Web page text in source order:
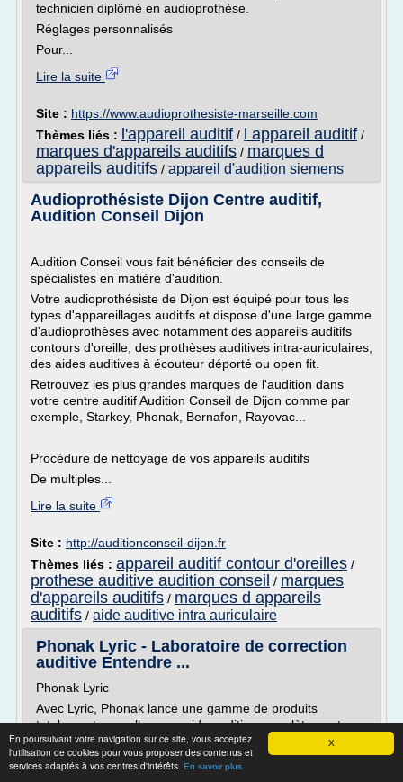
X
En poursuivant votre navigation sur ce site, vous acceptez
l'utilisation de cookies pour vous proposer des contenus et
services adaptés à vos centres d'intérêts. En savoir plus
technicien diplômé en audioprothèse.
Réglages personnalisés
Pour...
Lire la suite
Site : https://www.audioprothesiste-marseille.com
Thèmes liés :
l'appareil auditif / l appareil auditif /
marques d'appareils auditifs / marques d
appareils auditifs / appareil d'audition siemens
Audioprothésiste Dijon Centre auditif,
Audition Conseil Dijon
Audition Conseil vous fait bénéficier des conseils de
spécialistes en matière d'audition.
Votre audioprothésiste de Dijon est équipé pour tous les
types d'appareillages auditifs et dispose d'une large gamme
d'audioprothèses avec notamment des appareils auditifs
contours d'oreille, des prothèses auditives intra-auriculaires,
des aides auditives à écouteur déporté ou open fit.
Retrouvez les plus grandes marques de l'audition dans
votre centre auditif Audition Conseil de Dijon comme par
exemple, Starkey, Phonak, Bernafon, Rayovac...
Procédure de nettoyage de vos appareils auditifs
De multiples...
Lire la suite
Site : http://auditionconseil-dijon.fr
Thèmes liés : appareil auditif contour d'oreilles /
prothese auditive audition conseil / marques
d'appareils auditifs / marques d appareils
auditifs / aide auditive intra auriculaire
Phonak Lyric - Laboratoire de correction
auditive Entendre ...
Phonak Lyric
Avec Lyric, Phonak lance une gamme de produits
totalement nouvelle - une aide auditive complètement
invisible de l'extérieur qu'il est possible de porter 24h/24
durant plusieurs mois. Ce concept s'est développé avec
succès et suscite auprès des consommateurs beaucoup